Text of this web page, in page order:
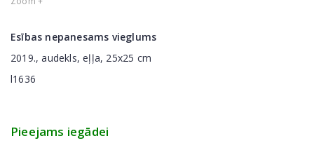
Esības nepanesams vieglums
2019., audekls, eļļa, 25x25 cm
l1636
Pieejams iegādei